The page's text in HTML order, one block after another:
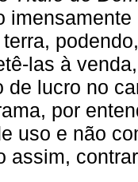
las à
de lucro no
por
uso e não
assim,